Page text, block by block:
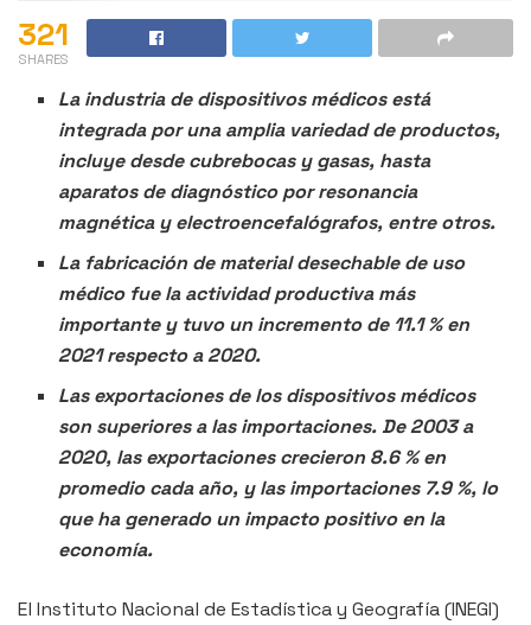
321
SHARES
La industria de dispositivos médicos está
integrada por una amplia variedad de productos,
incluye desde cubrebocas y gasas, hasta
aparatos de diagnóstico por resonancia
magnética y electroencefalógrafos, entre otros.
La fabricación de material desechable de uso
médico fue la actividad productiva más
importante y tuvo un incremento de 11.1 % en
2021 respecto a 2020.
Las exportaciones de los dispositivos médicos
son superiores a las importaciones. De 2003 a
2020, las exportaciones crecieron 8.6 % en
promedio cada año, y las importaciones 7.9 %, lo
que ha generado un impacto positivo en la
economía.
El Instituto Nacional de Estadística y Geografía (INEGI)